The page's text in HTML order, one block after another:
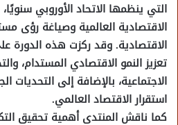
التي ينظمها الاتحاد الأوروبي
الاقتصادية العالمية وصياغة رؤى
الاقتصادية. وقد ركزت هذه الدورة
تعزيز النمو الاقتصادي المستدام،
الاجتماعية، بالإضافة إلى التحديات
استقرار الاقتصاد العالمي.
كما ناقش المنتدى أهمية تحقيق